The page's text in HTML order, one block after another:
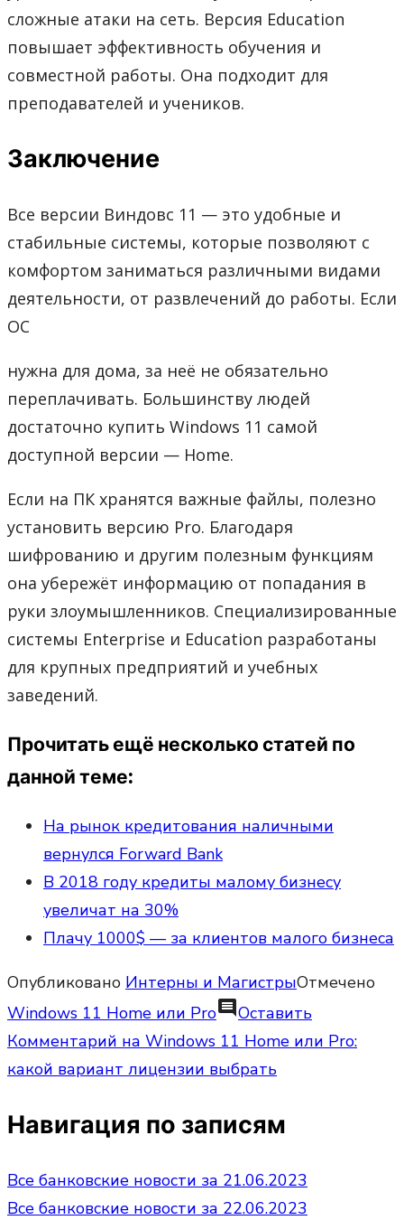
сложные атаки на сеть. Версия Education
повышает эффективность обучения и
совместной работы. Она подходит для
преподавателей и учеников.
Заключение
Все версии Виндовс 11 — это удобные и
стабильные системы, которые позволяют с
комфортом заниматься различными видами
деятельности, от развлечений до работы. Если
ОС
нужна для дома, за неё не обязательно
переплачивать. Большинству людей
достаточно купить Windows 11 самой
доступной версии — Home.
Если на ПК хранятся важные файлы, полезно
установить версию Pro. Благодаря
шифрованию и другим полезным функциям
она убережёт информацию от попадания в
руки злоумышленников. Специализированные
системы Enterprise и Education разработаны
для крупных предприятий и учебных
заведений.
Прочитать ещё несколько статей по
данной теме:
На рынок кредитования наличными
вернулся Forward Bank
В 2018 году кредиты малому бизнесу
увеличат на 30%
Плачу 1000$ — за клиентов малого бизнеса
Опубликовано Интерны и МагистрыОтмечено
Windows 11 Home или ProcommentОставить
Комментарий на Windows 11 Home или Pro:
какой вариант лицензии выбрать
Навигация по записям
Все банковские новости за 21.06.2023
Все банковские новости за 22.06.2023